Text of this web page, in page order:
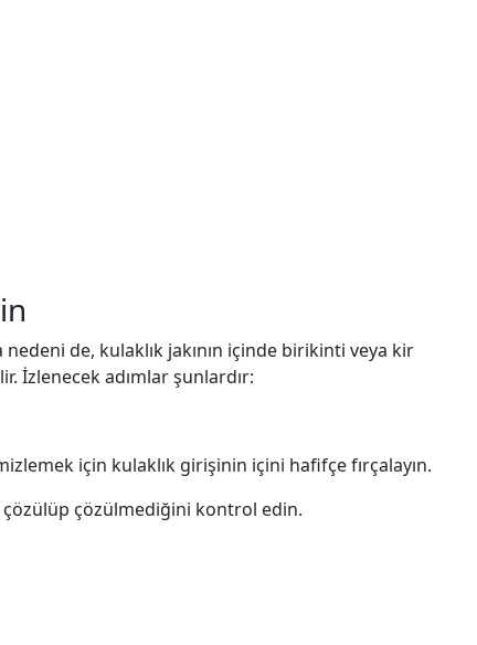
de, kulaklık jakının içinde birikinti veya kir
İzlenecek adımlar şunlardır:
için kulaklık girişinin içini hafifçe fırçalayın.
çözülmediğini kontrol edin.